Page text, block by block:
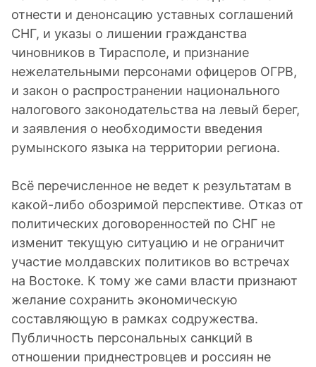
отнести и денонсацию уставных соглашений
СНГ, и указы о лишении гражданства
чиновников в Тирасполе, и признание
нежелательными персонами офицеров ОГРВ,
и закон о распространении национального
налогового законодательства на левый берег,
и заявления о необходимости введения
румынского языка на территории региона.
Всё перечисленное не ведет к результатам в
какой-либо обозримой перспективе. Отказ от
политических договоренностей по СНГ не
изменит текущую ситуацию и не ограничит
участие молдавских политиков во встречах
на Востоке. К тому же сами власти признают
желание сохранить экономическую
составляющую в рамках содружества.
Публичность персональных санкций в
отношении приднестровцев и россиян не